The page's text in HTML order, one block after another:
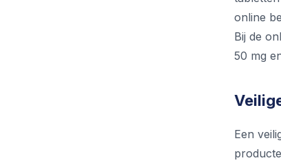
online
Bij de
50 mg
Een